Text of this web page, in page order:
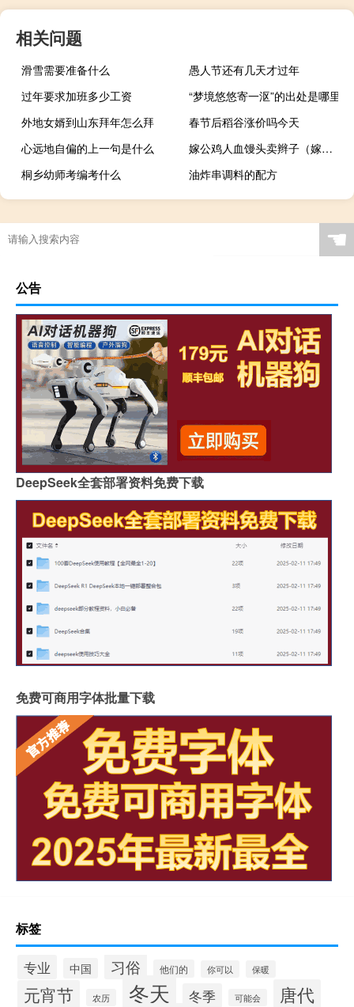
相关问题
滑雪需要准备什么
愚人节还有几天才过年
过年要求加班多少工资
“梦境悠悠寄一沤”的出处是哪里
外地女婿到山东拜年怎么拜
春节后稻谷涨价吗今天
心远地自偏的上一句是什么
嫁公鸡人血馒头卖辫子（嫁公鸡）
桐乡幼师考编考什么
油炸串调料的配方
☚
公告
DeepSeek全套部署资料免费下载
免费可商用字体批量下载
标签
专业 中国 习俗 他们的 你可以 保暖
元宵节 农历 冬天 冬季 可能会 唐代